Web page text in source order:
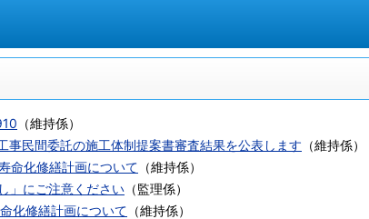
（維持係）
事民間委託の施工体制提案書審査結果を公表します （維持係）
命化修繕計画について （維持係）
」にご注意ください （監理係）
化修繕計画について （維持係）